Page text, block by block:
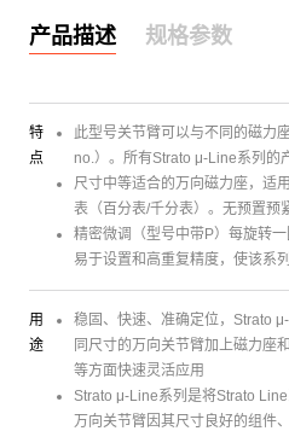
产品描述 规格参数
特
点
此型号关节臂可以与不同的磁力
no.）。所有Strato μ-Line系列的
尺寸中等适合的万向磁力座，适
表（百分表/千分表）。无预置预
精密微调（型号中带P）每旋转
易于设置和高重复精度，使该系
用
途
稳固、快速、准确定位，Strato
同尺寸的万向关节臂加上磁力座
等方面快速灵活应用
Strato μ-Line系列是将Strato
万向关节臂因其尺寸良好的组件